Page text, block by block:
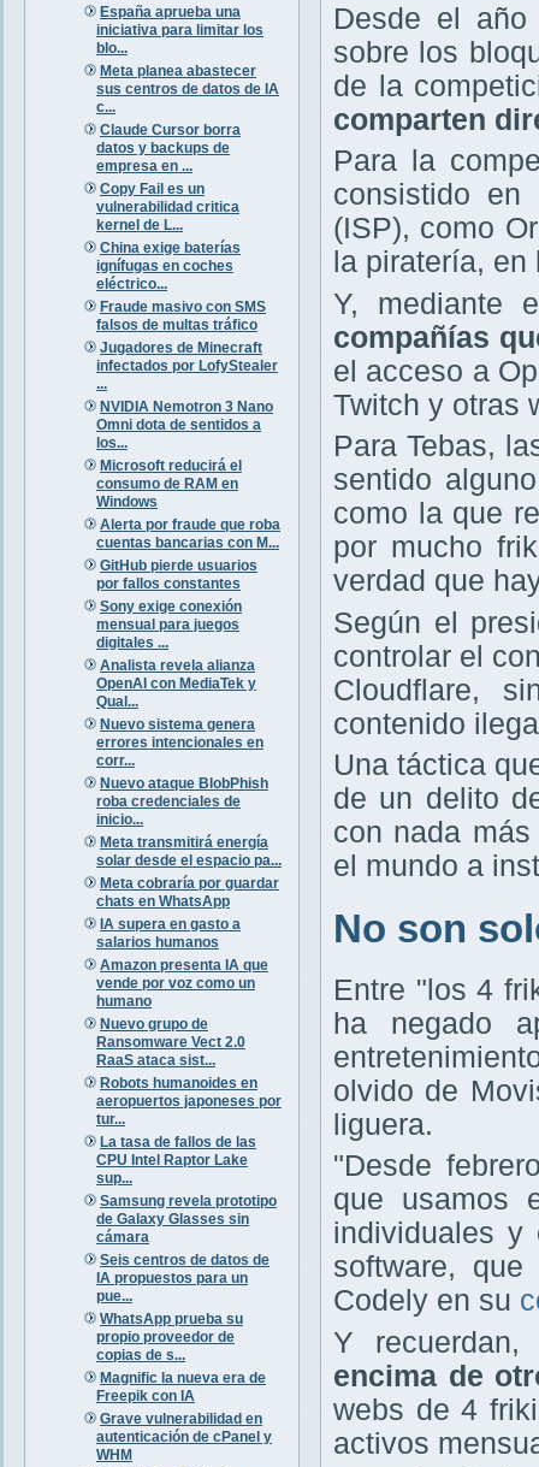
España aprueba una
iniciativa para limitar los
blo...
Meta planea abastecer
sus centros de datos de IA
c...
Claude Cursor borra
datos y backups de
empresa en ...
Copy Fail es un
vulnerabilidad critica
kernel de L...
China exige baterías
ignífugas en coches
eléctrico...
Fraude masivo con SMS
falsos de multas tráfico
Jugadores de Minecraft
infectados por LofyStealer
...
NVIDIA Nemotron 3 Nano
Omni dota de sentidos a
los...
Microsoft reducirá el
consumo de RAM en
Windows
Alerta por fraude que roba
cuentas bancarias con M...
GitHub pierde usuarios
por fallos constantes
Sony exige conexión
mensual para juegos
digitales ...
Analista revela alianza
OpenAI con MediaTek y
Qual...
Nuevo sistema genera
errores intencionales en
corr...
Nuevo ataque BlobPhish
roba credenciales de
inicio...
Meta transmitirá energía
solar desde el espacio pa...
Meta cobraría por guardar
chats en WhatsApp
IA supera en gasto a
salarios humanos
Amazon presenta IA que
vende por voz como un
humano
Nuevo grupo de
Ransomware Vect 2.0
RaaS ataca sist...
Robots humanoides en
aeropuertos japoneses por
tur...
La tasa de fallos de las
CPU Intel Raptor Lake
sup...
Samsung revela prototipo
de Galaxy Glasses sin
cámara
Seis centros de datos de
IA propuestos para un
pue...
WhatsApp prueba su
propio proveedor de
copias de s...
Magnific la nueva era de
Freepik con IA
Grave vulnerabilidad en
autenticación de cPanel y
WHM
Desde el
sobre los
de la
comparten
Para la
consistido en
(ISP), como
la piratería,
Y, mediante
compañías
el acceso a
Twitch y otras
Para Tebas,
sentido
como la que
por mucho
verdad que
Según el
controlar el
Cloudflare,
contenido
Una táctica
de un delito
con nada
el mundo a
No son
Entre "los 4
ha negado
olvido de
liguera.
"Desde
que usamos
individuales y
software,
Codely en su
Y
encima de
webs de 4
activos